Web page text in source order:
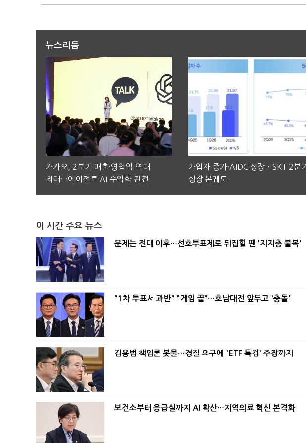
뉴스리듬
카카오, 2분기 매출·영업익 역대
최대…에이전트 AI 수익화 관건
가입자 증가·AIDC 성장…SKT 2분기
성장 본궤도
이 시간 주요 뉴스
문제는 전대 이후…선호투표제로 뒤집힐 땐 '지지층 불복'
"1차 투표서 과반" "게임 끝"…호남대전 앞두고 '충돌'
김용범 책임론 봇물…경질 요구에 'ETF 특검' 주장까지
보건소부터 응급실까지 AI 확산…지역의료 혁신 본격화